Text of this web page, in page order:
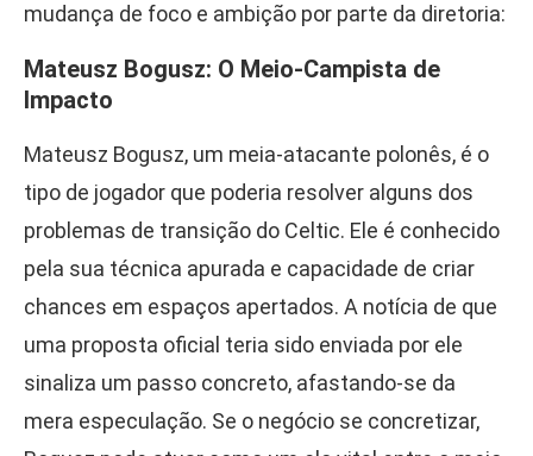
mudança de foco e ambição por parte da diretoria:
Mateusz Bogusz: O Meio-Campista de
Impacto
Mateusz Bogusz, um meia-atacante polonês, é o
tipo de jogador que poderia resolver alguns dos
problemas de transição do Celtic. Ele é conhecido
pela sua técnica apurada e capacidade de criar
chances em espaços apertados. A notícia de que
uma proposta oficial teria sido enviada por ele
sinaliza um passo concreto, afastando-se da
mera especulação. Se o negócio se concretizar,